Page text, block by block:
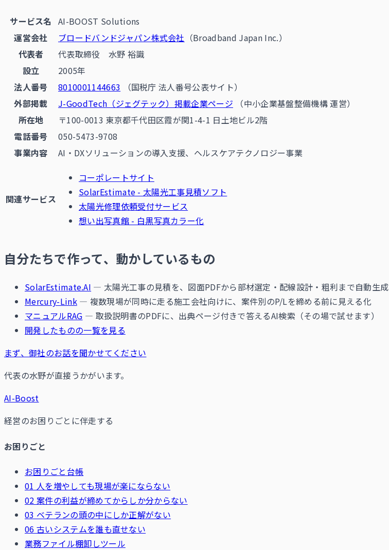
サービス名
AI-BOOST Solutions
運営会社
ブロードバンドジャパン株式会社 （Broadband Japan Inc.）
代表者
代表取締役 水野 裕識
設立
2005年
法人番号
8010001144663
（国税庁 法人番号公表サイト）
外部掲載
J-GoodTech（ジェグテック）掲載企業ページ
（中小企業基盤整備機構 運営）
所在地
〒100-0013 東京都千代田区霞が関1-4-1 日土地ビル2階
電話番号
050-5473-9708
事業内容
AI・DXソリューションの導入支援、ヘルスケアテクノロジー事業
関連サービス
コーポレートサイト
SolarEstimate - 太陽光工事見積ソフト
太陽光修理依頼受付サービス
想い出写真館 - 白黒写真カラー化
自分たちで作って、動かしているもの
SolarEstimate.AI — 太陽光工事の見積を、図面PDFから部材選定・配線設計・粗利まで自動生成
Mercury-Link — 複数現場が同時に走る施工会社向けに、案件別のP/Lを締める前に見える化
マニュアルRAG — 取扱説明書のPDFに、出典ページ付きで答えるAI検索（その場で試せます）
開発したものの一覧を見る
まず、御社のお話を聞かせてください
代表の水野が直接うかがいます。
AI-Boost
経営のお困りごとに伴走する
お困りごと
お困りごと台帳
01 人を増やしても現場が楽にならない
02 案件の利益が締めてからしか分からない
03 ベテランの頭の中にしか正解がない
06 古いシステムを誰も直せない
業務ファイル棚卸しツール